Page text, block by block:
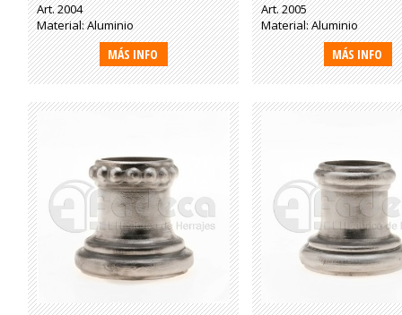
Art. 2004
Material: Aluminio
MÁS INFO
Art. 2005
Material: Aluminio
MÁS INFO